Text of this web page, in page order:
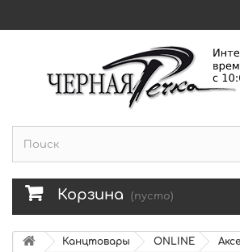
Корзина (пусто)
Канцтовары ONLINE